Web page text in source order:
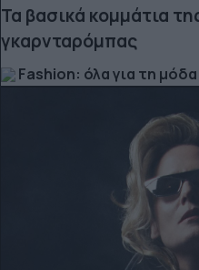
Τα βασικά κομμάτια
γκαρνταρόμπας
Fashion: όλα για τη